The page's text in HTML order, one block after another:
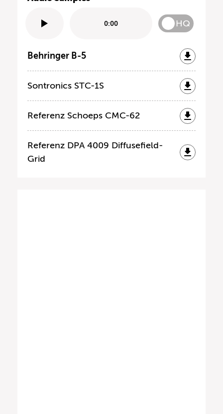
0:00 HQ
Behringer B-5
Sontronics STC-1S
Referenz Schoeps CMC-62
Referenz DPA 4009 Diffusefield-
Grid